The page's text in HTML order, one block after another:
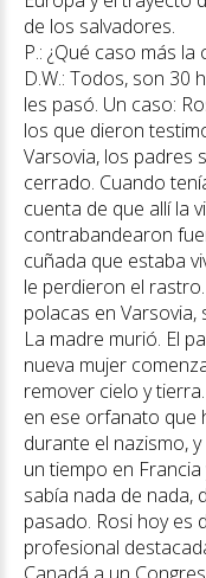
de los salvadores.
P.: ¿Qué caso más la
D.W.: Todos, son 30
les pasó. Un caso:
los que dieron
Varsovia, los padres
cerrado. Cuando
cuenta de que allí la
contrabandearon
cuñada que estaba
le perdieron el
polacas en
La madre murió. El
nueva mujer
remover cielo y
en ese orfanato que
durante el nazismo,
un tiempo en
sabía nada de nada,
pasado. Rosi hoy es
profesional